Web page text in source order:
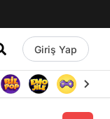
Giriş Yap